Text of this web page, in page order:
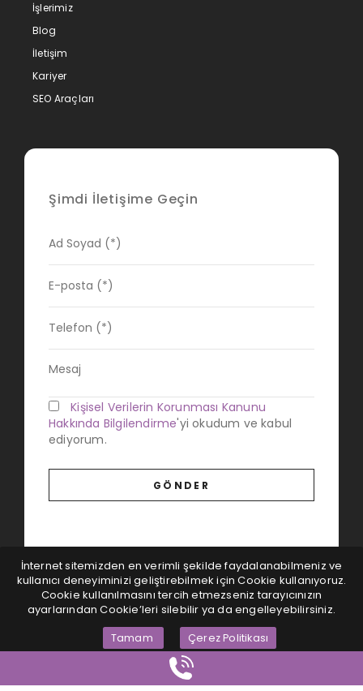
İşlerimiz
Blog
İletişim
Kariyer
SEO Araçları
Şimdi İletişime Geçin
Kişisel Verilerin Korunması Kanunu
Hakkında Bilgilendirme'yi okudum ve kabul
ediyorum.
© Tüm hakları saklıdır...
İnternet sitemizden en verimli şekilde faydalanabilmeniz ve
kullanıcı deneyiminizi geliştirebilmek için Cookie kullanıyoruz.
Cookie kullanılmasını tercih etmezseniz tarayıcınızın
ayarlarından Cookie’leri silebilir ya da engelleyebilirsiniz.
Tamam Çerez Politikası